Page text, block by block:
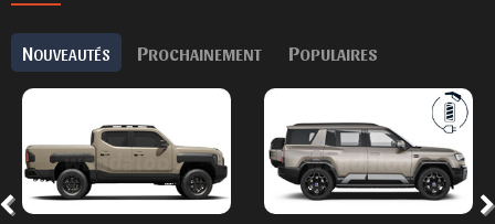
NOUVEAUTÉS PROCHAINEMENT POPULAIRES